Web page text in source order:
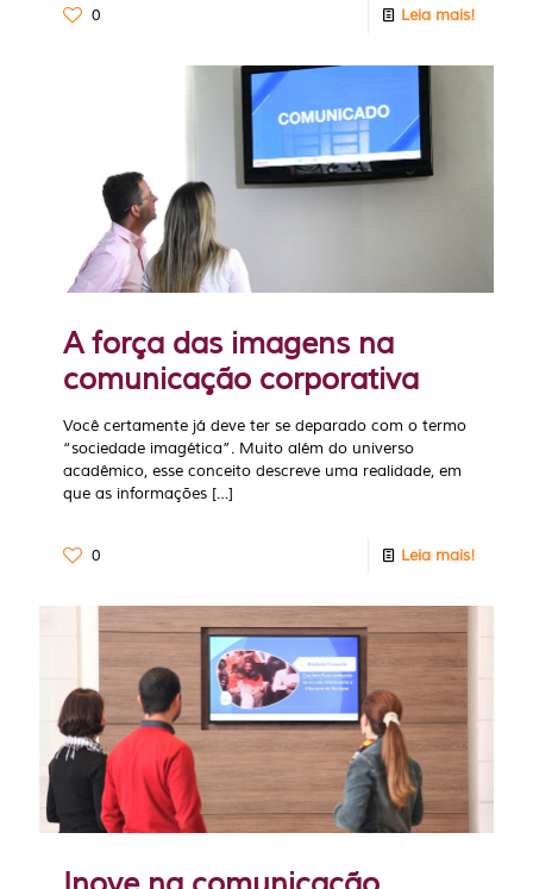
0 Leia mais!
A força das imagens na
comunicação corporativa
Você certamente já deve ter se deparado com o termo
“sociedade imagética”. Muito além do universo
acadêmico, esse conceito descreve uma realidade, em
que as informações […]
0 Leia mais!